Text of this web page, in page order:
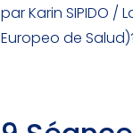
par Karin SIPIDO /
Europeo de